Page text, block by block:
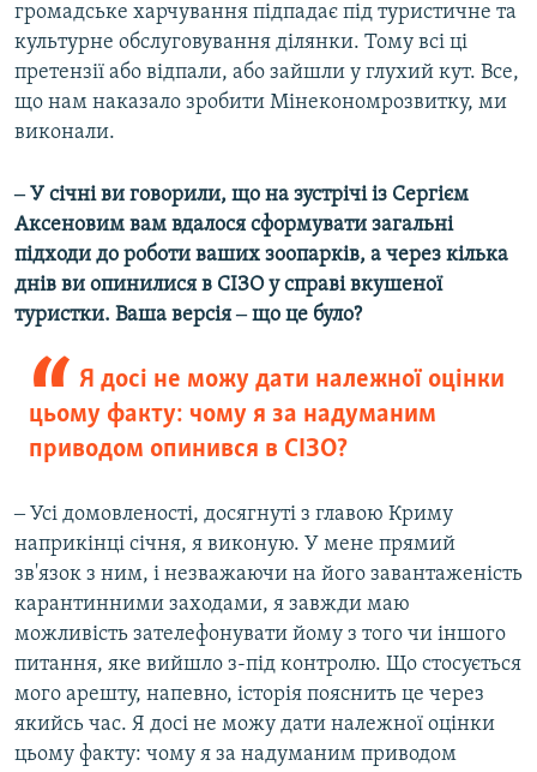
громадське харчування підпадає під туристичне та
культурне обслуговування ділянки. Тому всі ці
претензії або відпали, або зайшли у глухий кут. Все,
що нам наказало зробити Мінекономрозвитку, ми
виконали.
‒ У січні ви говорили, що на зустрічі із Сергієм
Аксеновим вам вдалося сформувати загальні
підходи до роботи ваших зоопарків, а через кілька
днів ви опинилися в СІЗО у справі вкушеної
туристки. Ваша версія ‒ що це було?
Я досі не можу дати належної оцінки
цьому факту: чому я за надуманим
приводом опинився в СІЗО?
‒ Усі домовленості, досягнуті з главою Криму
наприкінці січня, я виконую. У мене прямий
зв'язок з ним, і незважаючи на його завантаженість
карантинними заходами, я завжди маю
можливість зателефонувати йому з того чи іншого
питання, яке вийшло з-під контролю. Що стосується
мого арешту, напевно, історія пояснить це через
якийсь час. Я досі не можу дати належної оцінки
цьому факту: чому я за надуманим приводом